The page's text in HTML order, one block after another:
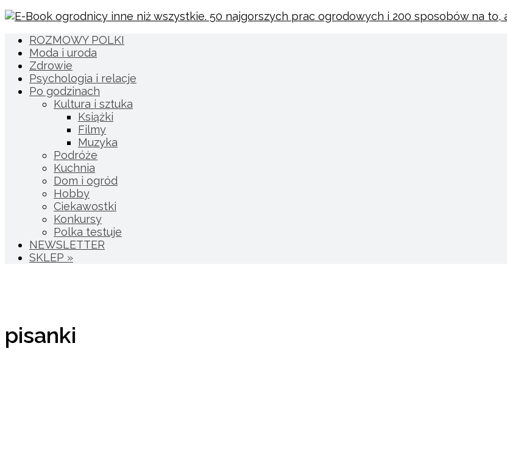
ROZMOWY POLKI
Moda i uroda
Zdrowie
Psychologia i relacje
Po godzinach
Kultura i sztuka
Książki
Filmy
Muzyka
Podróże
Kuchnia
Dom i ogród
Hobby
Ciekawostki
Konkursy
Polka testuje
NEWSLETTER
SKLEP »
pisanki